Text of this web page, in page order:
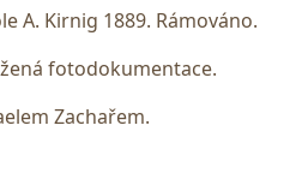
A. Kirnig 1889. Rámováno.
fotodokumentace.
Zachařem.